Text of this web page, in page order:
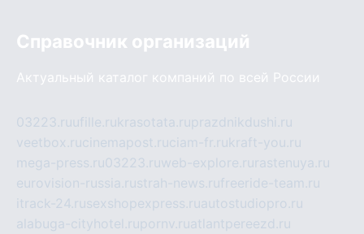
Справочник организаций
Актуальный каталог компаний по всей России
03223.ruufille.rukrasotata.ruprazdnikdushi.ru
veetbox.rucinemapost.ruciam-fr.rukraft-you.ru
mega-press.ru03223.ruweb-explore.ru rastenuya.ru
eurovision-russia.rustrah-news.rufreeride-team.ru
itrack-24.rusexshopexpress.ruautostudiopro.ru
alabuga-cityhotel.rupornv.ruatlantpereezd.ru